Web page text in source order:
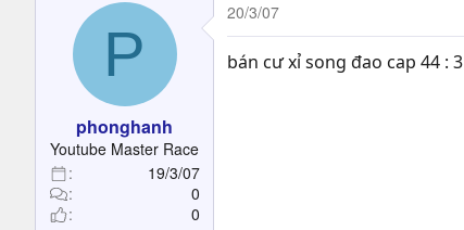
P
phonghanh
Youtube Master Race
19/3/07
0
0
20/3/07
bán cư xỉ song đao cap 44 :